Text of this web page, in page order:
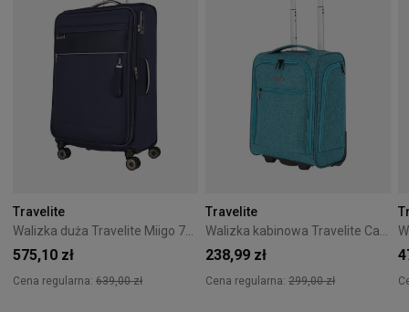
Travelite
575,10 zł
Cena regularna: 639,00 zł
Travelite
238,99 zł
Cena regularna: 299,00 zł